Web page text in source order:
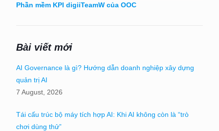
Phần mềm KPI digiiTeamW của OOC
Bài viết mới
AI Governance là gì? Hướng dẫn doanh nghiệp xây dựng
quản trị AI
7 August, 2026
Tái cấu trúc bộ máy tích hợp AI: Khi AI không còn là “trò
chơi dùng thử”